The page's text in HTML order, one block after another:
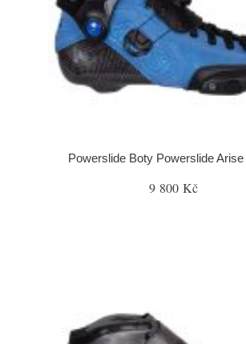
Powerslide Boty Powerslide
9 800 Kč